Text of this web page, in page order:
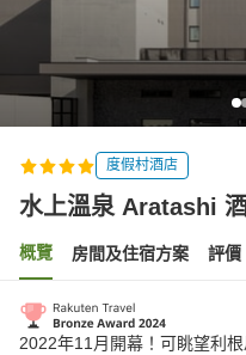
度假村酒店
水上溫泉 Aratashi
概覽 房間及住宿方案 評價
2022年11月開幕！可眺望利